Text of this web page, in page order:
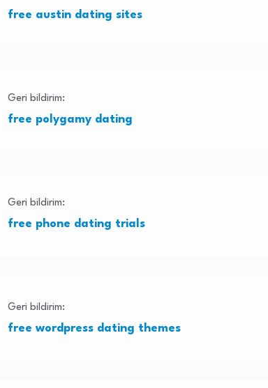
free austin dating sites
Geri bildirim:
free polygamy dating
Geri bildirim:
free phone dating trials
Geri bildirim:
free wordpress dating themes